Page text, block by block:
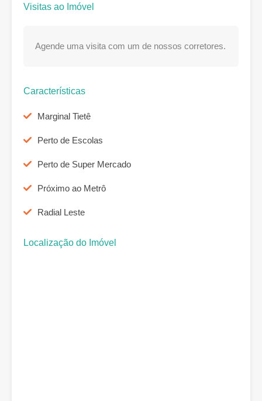
Visitas ao Imóvel
Agende uma visita com um de nossos corretores.
Características
Marginal Tietê
Perto de Escolas
Perto de Super Mercado
Próximo ao Metrô
Radial Leste
Localização do Imóvel